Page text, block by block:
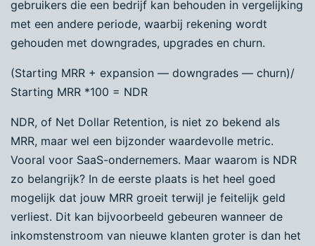
gebruikers die een bedrijf kan behouden in vergelijking
met een andere periode, waarbij rekening wordt
gehouden met downgrades, upgrades en churn.
(Starting MRR + expansion — downgrades — churn)/
Starting MRR *100 = NDR
NDR, of Net Dollar Retention, is niet zo bekend als
MRR, maar wel een bijzonder waardevolle metric.
Vooral voor SaaS-ondernemers. Maar waarom is NDR
zo belangrijk? In de eerste plaats is het heel goed
mogelijk dat jouw MRR groeit terwijl je feitelijk geld
verliest. Dit kan bijvoorbeeld gebeuren wanneer de
inkomstenstroom van nieuwe klanten groter is dan het